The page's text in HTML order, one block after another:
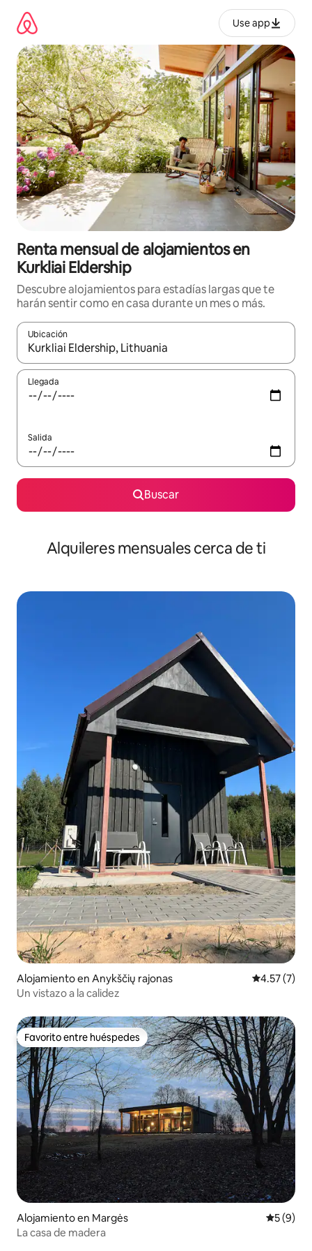
contenido
Use app
Renta mensual de alojamientos en
Kurkliai Eldership
Descubre alojamientos para estadías largas que te
harán sentir como en casa durante un mes o más.
Ubicación
Cuando los resultados estén disponibles, navega con las
Llegada
Salida
Buscar
Alquileres mensuales cerca de ti
Alojamiento en Anykščių rajonas Calificación
4.57 (7)
Un vistazo a la calidez
Favorito entre huéspedes
Favorito entre huéspedes
Alojamiento en Margės
5 (9)
La casa de madera